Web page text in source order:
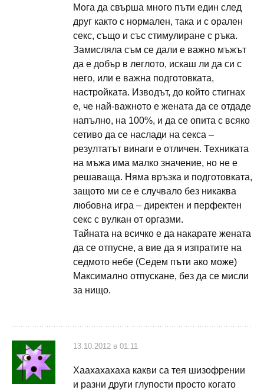
Мога да свърша много пъти един след
друг както с нормален, така и с орален
секс, също и със стимулиране с ръка.
Замисляла съм се дали е важно мъжът
да е добър в леглото, искаш ли да си с
него, или е важна подготовката,
настройката. Изводът, до който стигнах
е, че най-важното е жената да се отдаде
напълно, на 100%, и да се опита с всяко
сетиво да се наслади на секса –
резултатът винаги е отличен. Техниката
на мъжа има малко значение, но не е
решаваща. Няма връзка и подготовката,
защото ми се е случвало без никаква
любовна игра – директен и перфектен
секс с вулкан от оргазми.
Тайната на всичко е да накарате жената
да се отпусне, а вие да я изпратите на
седмото небе (Седем пъти ако може)
Максимално отпускане, без да се мисли
за нищо.
13.10.2012 в 01:11
Хаахахахаха какви са тея шизофрении
и разни други глупости просто когато